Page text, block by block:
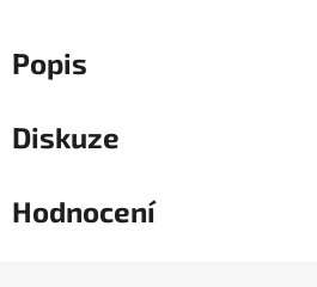
Popis
Diskuze
Hodnocení